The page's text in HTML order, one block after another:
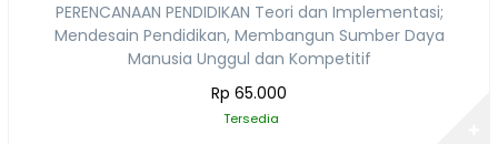
PERENCANAAN PENDIDIKAN Teori dan Implementasi;
Mendesain Pendidikan, Membangun Sumber Daya
Manusia Unggul dan Kompetitif
Rp 65.000
Tersedia